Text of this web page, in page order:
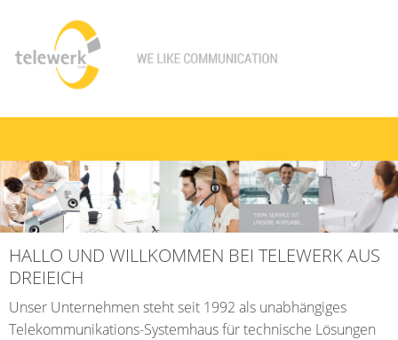
HALLO UND WILLKOMMEN BEI TELEWERK AUS
DREIEICH
Unser Unternehmen steht seit 1992 als unabhängiges
Telekommunikations-Systemhaus für technische Lösungen